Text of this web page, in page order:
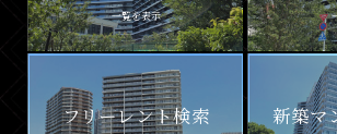
一覧を表示
フリーレント検索 新築マ